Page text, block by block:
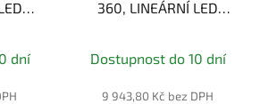
dní
360, LINEÁRNÍ LED
Dostupnost do 10 dní
9 943,80 Kč bez DPH